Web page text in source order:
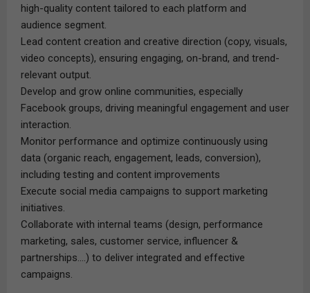
high-quality content tailored to each platform and
audience segment.
Lead content creation and creative direction (copy, visuals,
video concepts), ensuring engaging, on-brand, and trend-
relevant output.
Develop and grow online communities, especially
Facebook groups, driving meaningful engagement and user
interaction.
Monitor performance and optimize continuously using
data (organic reach, engagement, leads, conversion),
including testing and content improvements
Execute social media campaigns to support marketing
initiatives.
Collaborate with internal teams (design, performance
marketing, sales, customer service, influencer &
partnerships....) to deliver integrated and effective
campaigns.